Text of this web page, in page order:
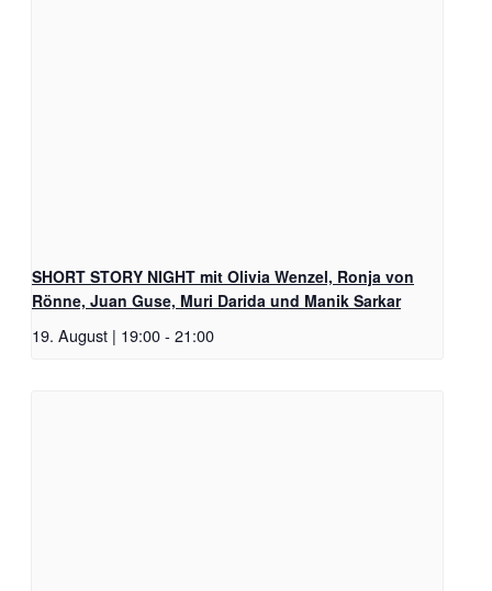
SHORT STORY NIGHT mit Olivia Wenzel, Ronja von
Rönne, Juan Guse, Muri Darida und Manik Sarkar
19. August | 19:00- 21:00